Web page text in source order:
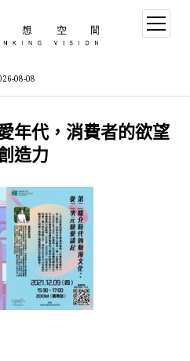
08-08
open
menu
年代，消費者的欲望
造力